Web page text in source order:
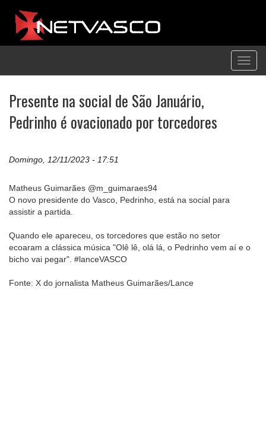
Presente na social de São Januário,
Pedrinho é ovacionado por torcedores
Domingo, 12/11/2023 - 17:51
Matheus Guimarães @m_guimaraes94
O novo presidente do Vasco, Pedrinho, está na social para
assistir a partida.
Quando ele apareceu, os torcedores que estão no setor
ecoaram a clássica música "Olê lê, olá lá, o Pedrinho vem aí e o
bicho vai pegar". #lanceVASCO
Fonte: X do jornalista Matheus Guimarães/Lance